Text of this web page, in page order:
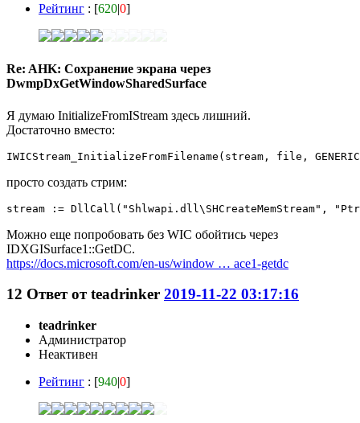
Рейтинг : [620|0]
Re: AHK: Сохранение экрана через
DwmpDxGetWindowSharedSurface
Я думаю InitializeFromIStream здесь лишний.
Достаточно вместо:
IWICStream_InitializeFromFilename(stream, file,
просто создать стрим:
stream := DllCall("Shlwapi.dll\SHCreateMemStream",
Можно еще попробовать без WIC обойтись через
IDXGISurface1::GetDC.
https://docs.microsoft.com/en-us/window … ace1-getdc
12 Ответ отteadrinker 2019-11-22 03:17:16
teadrinker
Администратор
Неактивен
Рейтинг : [940|0]